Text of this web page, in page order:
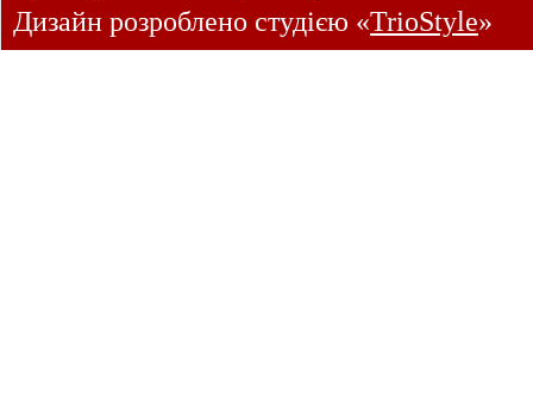
Дизайн розроблено студією «TrioStyle»